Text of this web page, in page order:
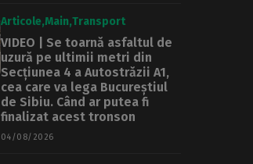
Articole Main Transport
VIDEO | Se toarnă asfaltul de
uzură pe ultimii metri din
Secțiunea 4 a Autostrăzii A1,
cea care va lega Bucureștiul
de Sibiu. Când ar putea fi
finalizat acest tronson
04/08/2026